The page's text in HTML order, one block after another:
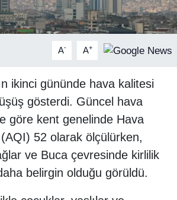
A- A+
ikinci gününde hava kalitesi
gösterdi. Güncel hava
göre kent genelinde Hava
52 olarak ölçülürken,
ve Buca çevresinde kirlilik
belirgin olduğu görüldü.